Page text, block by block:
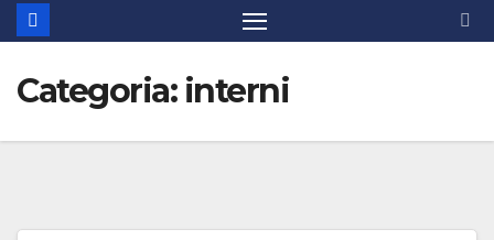
Categoria: interni